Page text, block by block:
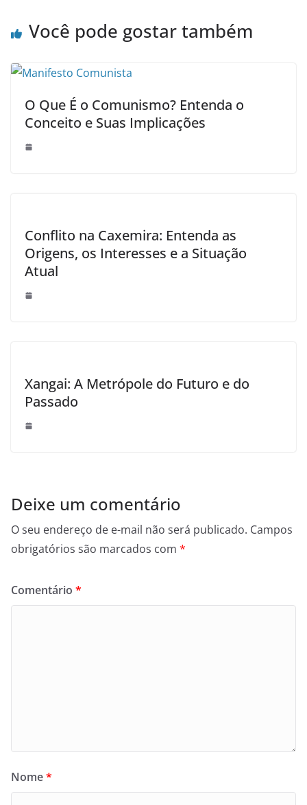
Você pode gostar também
O Que É o Comunismo? Entenda o
Conceito e Suas Implicações
Conflito na Caxemira: Entenda as
Origens, os Interesses e a Situação
Atual
Xangai: A Metrópole do Futuro e do
Passado
Deixe um comentário
O seu endereço de e-mail não será publicado. Campos
obrigatórios são marcados com *
Comentário *
Nome*